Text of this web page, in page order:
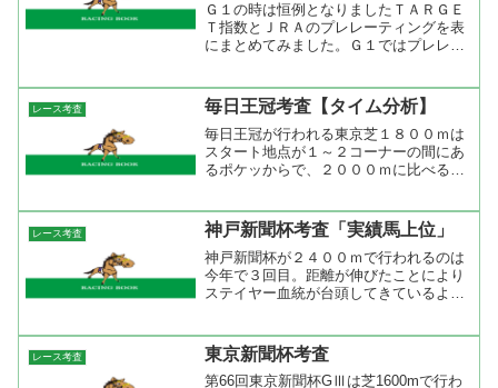
Ｇ１の時は恒例となりましたＴＡＲＧＥ
Ｔ指数とＪＲＡのプレレーティングを表
にまとめてみました。Ｇ１ではプレレー
３頭のうち２頭（ヴァーミリアンとブル
ーコンコルド）で決まった。...
レース考査 毎日王冠考査【タイム分析】
毎日王冠が行われる東京芝１８００ｍは
スタート地点が１～２コーナーの間にあ
るポケッからで、２０００ｍに比べると
ゲートにはならないし隊列が比較的スン
ナリ決まりそうなので各馬...
レース考査 神戸新聞杯考査「実績馬上位」
神戸新聞杯が２４００ｍで行われるのは
今年で３回目。距離が伸びたことにより
ステイヤー血統が台頭してきているよう
ネ産駒（ブラックシェル）、ジャングル
ポケット産駒（オウケンブ...
レース考査 東京新聞杯考査
第66回東京新聞杯GⅢは芝1600mで行わ